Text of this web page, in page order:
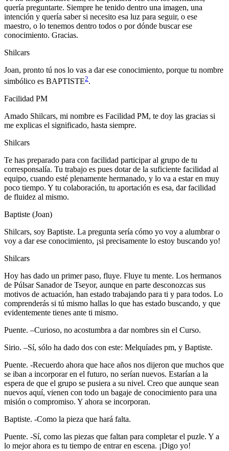
quería preguntarte. Siempre he tenido dentro una imagen, una
intención y quería saber si necesito esa luz para seguir, o ese
maestro, o lo tenemos dentro todos o por dónde buscar ese
conocimiento. Gracias.
Shilcars
Joan, pronto tú nos lo vas a dar ese conocimiento, porque tu nombre
simbólico es BAPTISTE2.
Facilidad PM
Amado Shilcars, mi nombre es Facilidad PM, te doy las gracias si
me explicas el significado, hasta siempre.
Shilcars
Te has preparado para con facilidad participar al grupo de tu
corresponsalía. Tu trabajo es pues dotar de la suficiente facilidad al
equipo, cuando esté plenamente hermanado, y lo va a estar en muy
poco tiempo. Y tu colaboración, tu aportación es esa, dar facilidad
de fluidez al mismo.
Baptiste (Joan)
Shilcars, soy Baptiste. La pregunta sería cómo yo voy a alumbrar o
voy a dar ese conocimiento, ¡si precisamente lo estoy buscando yo!
Shilcars
Hoy has dado un primer paso, fluye. Fluye tu mente. Los hermanos
de Púlsar Sanador de Tseyor, aunque en parte desconozcas sus
motivos de actuación, han estado trabajando para ti y para todos. Lo
comprenderás si tú mismo hallas lo que has estado buscando, y que
evidentemente tienes ante ti mismo.
Puente. –Curioso, no acostumbra a dar nombres sin el Curso.
Sirio. –Sí, sólo ha dado dos con este: Melquíades pm, y Baptiste.
Puente. -Recuerdo ahora que hace años nos dijeron que muchos que
se iban a incorporar en el futuro, no serían nuevos. Estarían a la
espera de que el grupo se pusiera a su nivel. Creo que aunque sean
nuevos aquí, vienen con todo un bagaje de conocimiento para una
misión o compromiso. Y ahora se incorporan.
Baptiste. -Como la pieza que hará falta.
Puente. -Sí, como las piezas que faltan para completar el puzle. Y a
lo mejor ahora es tu tiempo de entrar en escena. ¡Digo yo!